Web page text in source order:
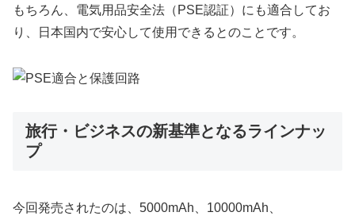
もちろん、電気用品安全法（PSE認証）にも適合してお
り、日本国内で安心して使用できるとのことです。
旅行・ビジネスの新基準となるラインナッ
プ
今回発売されたのは、5000mAh、10000mAh、